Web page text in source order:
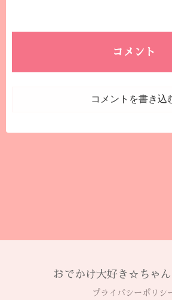
コメント
コメントを書き込
おでかけ大好き☆ちゃ
プライバシーポリシ